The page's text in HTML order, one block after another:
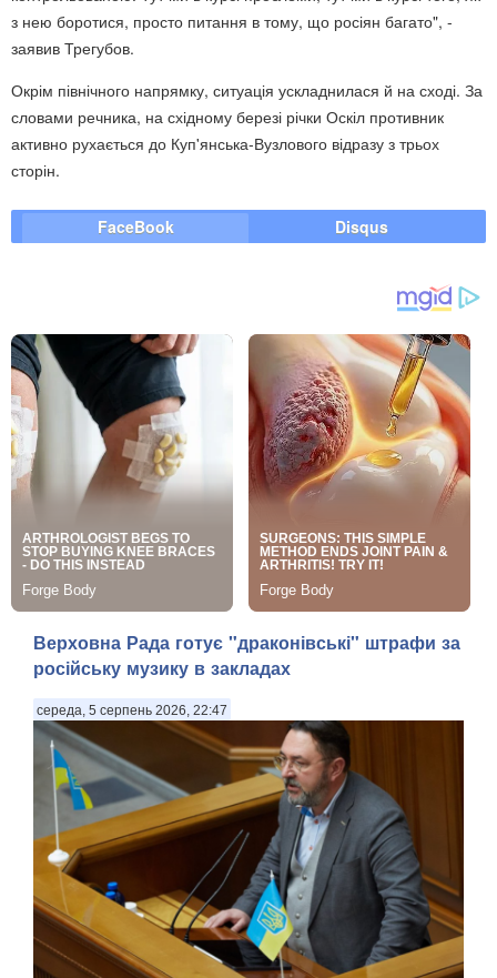
з нею боротися, просто питання в тому, що росіян багато", -
заявив Трегубов.
Окрім північного напрямку, ситуація ускладнилася й на сході. За
словами речника, на східному березі річки Оскіл противник
активно рухається до Куп'янська-Вузлового відразу з трьох
сторін.
FaceBook Disqus
Верховна Рада готує "драконівські" штрафи за
російську музику в закладах
середа, 5 серпень 2026, 22:47